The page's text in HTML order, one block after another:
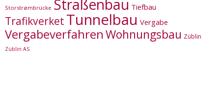
Storstrømbrücke Straßenbau Tiefbau
Trafikverket Tunnelbau Vergabe
VergabeverfahrenWohnungsbau Züblin
Züblin AS